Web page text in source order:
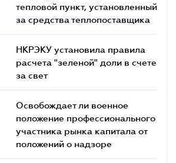
тепловой пункт, установленный
за средства теплопоставщика
НКРЭКУ установила правила
расчета "зеленой" доли в счете
за свет
Освобождает ли военное
положение профессионального
участника рынка капитала от
положений о надзоре